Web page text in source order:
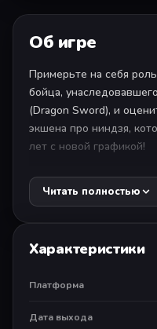
Об игре
Примерьте на себя
бойца,
(Dragon Sword), и
экшена про ниндзя,
лет с новой графикой!
1. Мир NINJA GAIDEN 2
графикой!
реалистичными. Для
Engine 5, который
Читать полностью
Характеристики
Платформа
Дата выхода